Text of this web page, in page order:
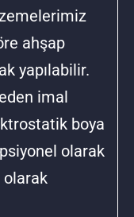
ahşap
yapılabilir.
imal
boya
olarak
olarak